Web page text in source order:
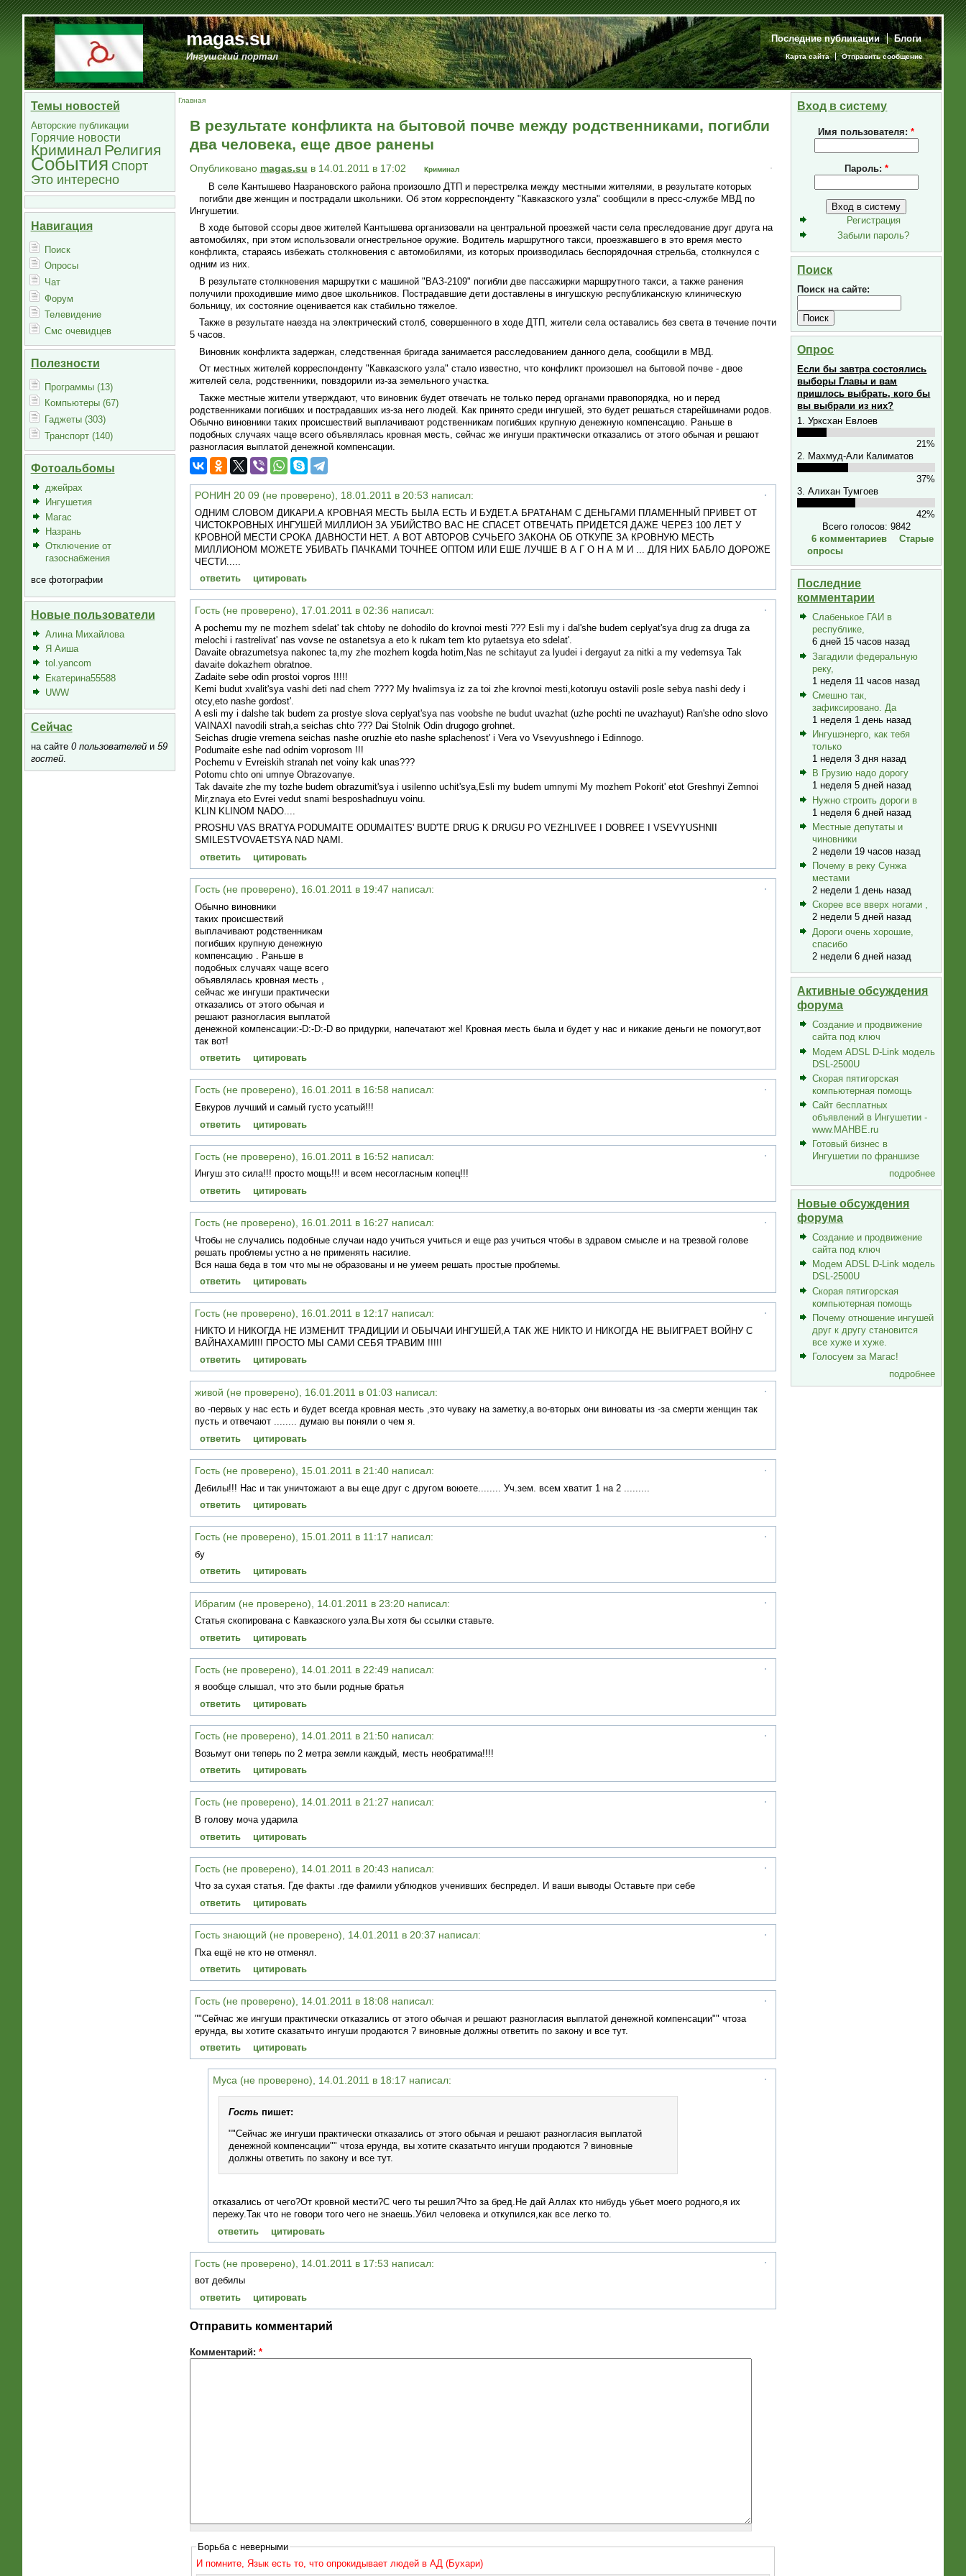
magas.su
Ингушский портал
Последние публикации Блоги
Карта сайта Отправить сообщение
Темы новостей
Авторские публикации
Горячие новости
Криминал Религия
События Спорт
Это интересно
Навигация
Поиск
Опросы
Чат
Форум
Телевидение
Смс очевидцев
Полезности
Программы (13)
Компьютеры (67)
Гаджеты (303)
Транспорт (140)
Фотоальбомы
джейрах
Ингушетия
Магас
Назрань
Отключение от
газоснабжения
все фотографии
Новые пользователи
Алина Михайлова
Я Аиша
tol.yancom
Екатерина55588
UWW
Сейчас
на сайте 0 пользователейи 59
гостей.
Главная
В результате конфликта на бытовой почве между родственниками, погибли
два человека, еще двое ранены
Опубликовано magas.su в 14.01.2011 в 17:02 Криминал
В селе Кантышево Назрановского района произошло ДТП и перестрелка между местными жителями, в результате которых
погибли две женщин и пострадали школьники. Об этом корреспонденту "Кавказского узла" сообщили в пресс-службе МВД по
Ингушетии.
В ходе бытовой ссоры двое жителей Кантышева организовали на центральной проезжей части села преследование друг друга на
автомобилях, при этом использовали огнестрельное оружие. Водитель маршрутного такси, проезжавшего в это время место
конфликта, стараясь избежать столкновения с автомобилями, из которых производилась беспорядочная стрельба, столкнулся с
одним из них.
В результате столкновения маршрутки с машиной "ВАЗ-2109" погибли две пассажирки маршрутного такси, а также ранения
получили проходившие мимо двое школьников. Пострадавшие дети доставлены в ингушскую республиканскую клиническую
больницу, их состояние оценивается как стабильно тяжелое.
Также в результате наезда на электрический столб, совершенного в ходе ДТП, жители села оставались без света в течение почти
5 часов.
Виновник конфликта задержан, следственная бригада занимается расследованием данного дела, сообщили в МВД.
От местных жителей корреспонденту "Кавказского узла" стало известно, что конфликт произошел на бытовой почве - двое
жителей села, родственники, повздорили из-за земельного участка.
Также местные жители утверждают, что виновник будет отвечать не только перед органами правопорядка, но и перед
родственниками погибших и пострадавших из-за него людей. Как принято среди ингушей, это будет решаться старейшинами родов.
Обычно виновники таких происшествий выплачивают родственникам погибших крупную денежную компенсацию. Раньше в
подобных случаях чаще всего объявлялась кровная месть, сейчас же ингуши практически отказались от этого обычая и решают
разногласия выплатой денежной компенсации.
РОНИН 20 09 (не проверено), 18.01.2011 в 20:53 написал:
ОДНИМ СЛОВОМ ДИКАРИ.А КРОВНАЯ МЕСТЬ БЫЛА ЕСТЬ И БУДЕТ.А БРАТАНАМ С ДЕНЬГАМИ ПЛАМЕННЫЙ ПРИВЕТ ОТ
ЧИСТОКРОВНЫХ ИНГУШЕЙ МИЛЛИОН ЗА УБИЙСТВО ВАС НЕ СПАСЕТ ОТВЕЧАТЬ ПРИДЕТСЯ ДАЖЕ ЧЕРЕЗ 100 ЛЕТ У
КРОВНОЙ МЕСТИ СРОКА ДАВНОСТИ НЕТ. А ВОТ АВТОРОВ СУЧЬЕГО ЗАКОНА ОБ ОТКУПЕ ЗА КРОВНУЮ МЕСТЬ
МИЛЛИОНОМ МОЖЕТЕ УБИВАТЬ ПАЧКАМИ ТОЧНЕЕ ОПТОМ ИЛИ ЕШЕ ЛУЧШЕ В А Г О Н А М И ... ДЛЯ НИХ БАБЛО ДОРОЖЕ
ЧЕСТИ.....
ответить
цитировать
Гость (не проверено), 17.01.2011 в 02:36 написал:
A pochemu my ne mozhem sdelat' tak chtoby ne dohodilo do krovnoi mesti ??? Esli my i dal'she budem ceplyat'sya drug za druga za
melochi i rastrelivat' nas vovse ne ostanetsya a eto k rukam tem kto pytaetsya eto sdelat'.
Davaite obrazumetsya nakonec ta,my zhe mozhem kogda hotim,Nas ne schitayut za lyudei i dergayut za nitki a my vedemsya Tak
davaite dokazhem obratnoe.
Zadaite sebe odin prostoi vopros !!!!!
Kemi budut xvalit'sya vashi deti nad chem ???? My hvalimsya iz za toi zhe krovnoi mesti,kotoruyu ostavili posle sebya nashi dedy i
otcy,eto nashe gordost'.
A esli my i dalshe tak budem za prostye slova ceplyat'sya nas voobshe ne budut uvazhat (uzhe pochti ne uvazhayut) Ran'she odno slovo
VAINAXI navodili strah,a seichas chto ??? Dai Stolnik Odin drugogo grohnet.
Seichas drugie vremena seichas nashe oruzhie eto nashe splachenost' i Vera vo Vsevyushnego i Edinnogo.
Podumaite eshe nad odnim voprosom !!!
Pochemu v Evreiskih stranah net voiny kak unas???
Potomu chto oni umnye Obrazovanye.
Tak davaite zhe my tozhe budem obrazumit'sya i usilenno uchit'sya,Esli my budem umnymi My mozhem Pokorit' etot Greshnyi Zemnoi
Mir,znaya eto Evrei vedut snami besposhadnuyu voinu.
KLIN KLINOM NADO....
PROSHU VAS BRATYA PODUMAITE ODUMAITES' BUD'TE DRUG K DRUGU PO VEZHLIVEE I DOBREE I VSEVYUSHNII
SMILESTVOVAETSYA NAD NAMI.
ответить
цитировать
Гость (не проверено), 16.01.2011 в 19:47 написал:
Обычно виновники
таких происшествий
выплачивают родственникам
погибших крупную денежную
компенсацию . Раньше в
подобных случаях чаще всего
объявлялась кровная месть ,
сейчас же ингуши практически
отказались от этого обычая и
решают разногласия выплатой
денежной компенсации:-D:-D:-D во придурки, напечатают же! Кровная месть была и будет у нас и никакие деньги не помогут,вот
так вот!
ответить
цитировать
Гость (не проверено), 16.01.2011 в 16:58 написал:
Евкуров лучший и самый густо усатый!!!
ответить
цитировать
Гость (не проверено), 16.01.2011 в 16:52 написал:
Ингуш это сила!!! просто мощь!!! и всем несогласным копец!!!
ответить
цитировать
Гость (не проверено), 16.01.2011 в 16:27 написал:
Чтобы не случались подобные случаи надо учиться учиться и еще раз учиться чтобы в здравом смысле и на трезвой голове
решать проблемы устно а не применять насилие.
Вся наша беда в том что мы не образованы и не умеем решать простые проблемы.
ответить
цитировать
Гость (не проверено), 16.01.2011 в 12:17 написал:
НИКТО И НИКОГДА НЕ ИЗМЕНИТ ТРАДИЦИИ И ОБЫЧАИ ИНГУШЕЙ,А ТАК ЖЕ НИКТО И НИКОГДА НЕ ВЫИГРАЕТ ВОЙНУ С
ВАЙНАХАМИ!!! ПРОСТО МЫ САМИ СЕБЯ ТРАВИМ !!!!!
ответить
цитировать
живой (не проверено), 16.01.2011 в 01:03 написал:
во -первых у нас есть и будет всегда кровная месть ,это чуваку на заметку,а во-вторых они виноваты из -за смерти женщин так
пусть и отвечают ........ думаю вы поняли о чем я.
ответить
цитировать
Гость (не проверено), 15.01.2011 в 21:40 написал:
Дебилы!!! Нас и так уничтожают а вы еще друг с другом воюете........ Уч.зем. всем хватит 1 на 2 .........
ответить
цитировать
Гость (не проверено), 15.01.2011 в 11:17 написал:
бу
ответить
цитировать
Ибрагим (не проверено), 14.01.2011 в 23:20 написал:
Статья скопирована с Кавказского узла.Вы хотя бы ссылки ставьте.
ответить
цитировать
Гость (не проверено), 14.01.2011 в 22:49 написал:
я вообще слышал, что это были родные братья
ответить
цитировать
Гость (не проверено), 14.01.2011 в 21:50 написал:
Возьмут они теперь по 2 метра земли каждый, месть необратима!!!!
ответить
цитировать
Гость (не проверено), 14.01.2011 в 21:27 написал:
В голову моча ударила
ответить
цитировать
Гость (не проверено), 14.01.2011 в 20:43 написал:
Что за сухая статья. Где факты .где фамили ублюдков ученивших беспредел. И ваши выводы Оставьте при себе
ответить
цитировать
Гость знающий (не проверено), 14.01.2011 в 20:37 написал:
Пха ещё не кто не отменял.
ответить
цитировать
Гость (не проверено), 14.01.2011 в 18:08 написал:
""Сейчас же ингуши практически отказались от этого обычая и решают разногласия выплатой денежной компенсации"" чтоза
ерунда, вы хотите сказатьчто ингуши продаются ? виновные должны ответить по закону и все тут.
ответить
цитировать
Муса (не проверено), 14.01.2011 в 18:17 написал:
Гость пишет:
""Сейчас же ингуши практически отказались от этого обычая и решают разногласия выплатой
денежной компенсации"" чтоза ерунда, вы хотите сказатьчто ингуши продаются ? виновные
должны ответить по закону и все тут.
отказались от чего?От кровной мести?С чего ты решил?Что за бред.Не дай Аллах кто нибудь убьет моего родного,я их
пережу.Так что не говори того чего не знаешь.Убил человека и откупился,как все легко то.
ответить
цитировать
Гость (не проверено), 14.01.2011 в 17:53 написал:
вот дебилы
ответить
цитировать
Отправить комментарий
Комментарий: *
Борьба с неверными
И помните, Язык есть то, что опрокидывает людей в АД (Бухари)
Вход в систему
Имя пользователя:*
Пароль: *
Регистрация
Забыли пароль?
Поиск
Поиск на сайте:
Опрос
Если бы завтра состоялись
выборы Главы и вам
пришлось выбрать, кого бы
вы выбрали из них?
1. Урксхан Евлоев
21%
2. Махмуд-Али Калиматов
37%
3. Алихан Тумгоев
42%
Всего голосов: 9842
6 комментариев
Старые
опросы
Последние
комментарии
Слабенькое ГАИ в
республике,
6 дней 15 часов назад
Загадили федеральную
реку,
1 неделя 11 часов назад
Смешно так,
зафиксировано. Да
1 неделя 1 день назад
Ингушэнерго, как тебя
только
1 неделя 3 дня назад
В Грузию надо дорогу
1 неделя 5 дней назад
Нужно строить дороги в
1 неделя 6 дней назад
Местные депутаты и
чиновники
2 недели 19 часов назад
Почему в реку Сунжа
местами
2 недели 1 день назад
Скорее все вверх ногами ,
2 недели 5 дней назад
Дороги очень хорошие,
спасибо
2 недели 6 дней назад
Активные обсуждения
форума
Создание и продвижение
сайта под ключ
Модем ADSL D-Link модель
DSL-2500U
Скорая пятигорская
компьютерная помощь
Сайт бесплатных
объявлений в Ингушетии -
www.MAHBE.ru
Готовый бизнес в
Ингушетии по франшизе
подробнее
Новые обсуждения
форума
Создание и продвижение
сайта под ключ
Модем ADSL D-Link модель
DSL-2500U
Скорая пятигорская
компьютерная помощь
Почему отношение ингушей
друг к другу становится
все хуже и хуже.
Голосуем за Магас!
подробнее